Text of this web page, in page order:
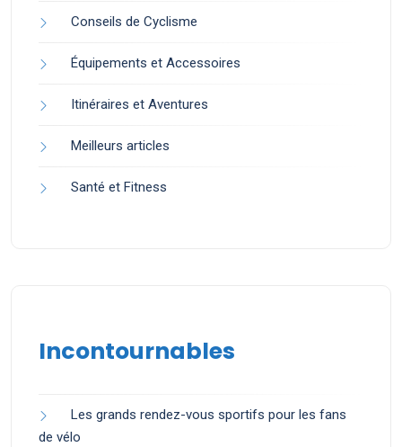
Conseils de Cyclisme
Équipements et Accessoires
Itinéraires et Aventures
Meilleurs articles
Santé et Fitness
Incontournables
Les grands rendez-vous sportifs pour les fans
de vélo